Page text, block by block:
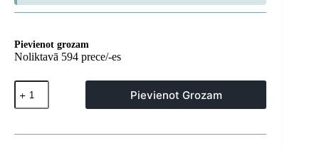
Pievienot grozam
Noliktavā 594 prece/-es
Konteiners
GN
1/9
100
Pievienot Grozam